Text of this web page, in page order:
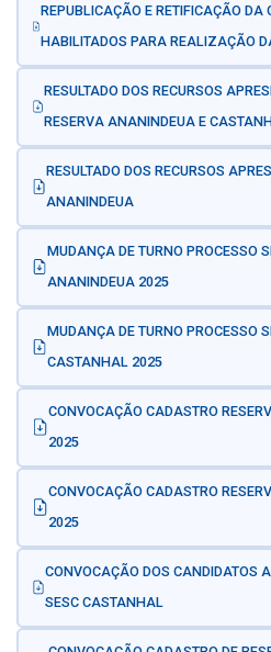
REPUBLICAÇÃO E RETIFICAÇÃO DA
HABILITADOS PARA REALIZAÇÃO
RESULTADO DOS RECURSOS
RESERVA ANANINDEUA E
RESULTADO DOS RECURSOS
ANANINDEUA
MUDANÇA DE TURNO PROCESSO
ANANINDEUA 2025
MUDANÇA DE TURNO PROCESSO
CASTANHAL 2025
CONVOCAÇÃO CADASTRO
2025
CONVOCAÇÃO CADASTRO
2025
CONVOCAÇÃO DOS CANDIDATOS
SESC CASTANHAL